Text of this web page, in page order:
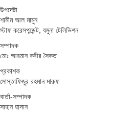
উপদেষ্টা
শামীম আল মামুন
স্টাফ করেসপন্ডেন্ট, যমুনা টেলিভিশন
সম্পাদক
মোঃ আরমান কবীর সৈকত
প্রকাশক
মোস্তাফিজুর রহমান মারুফ
বার্তা-সম্পাদক
সাহান হাসান